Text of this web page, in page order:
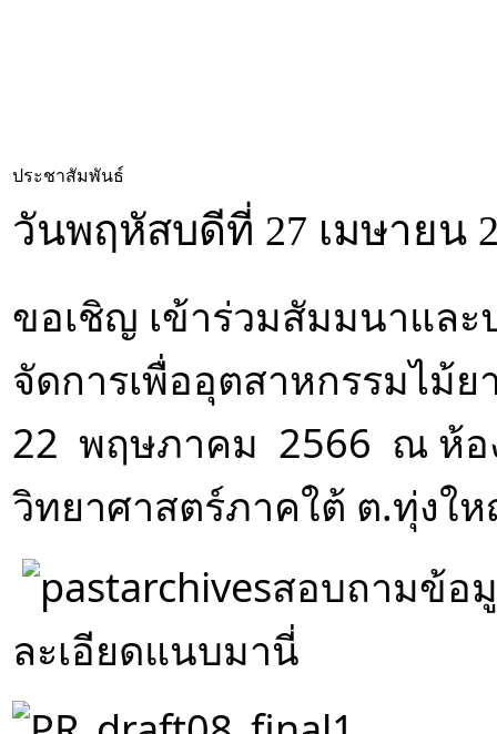
ประชาสัมพันธ์
วันพฤหัสบดีที่ 27 เมษายน
ขอเชิญ เข้าร่วมสัมมนาและ
จัดการเพื่ออุตสาหกรรมไม้
22  พฤษภาคม  2566  ณ ห้อ
วิทยาศาสตร์ภาคใต้ ต.ทุ่ง
สอบถามข้อ
ละเอียดแนบมานี่